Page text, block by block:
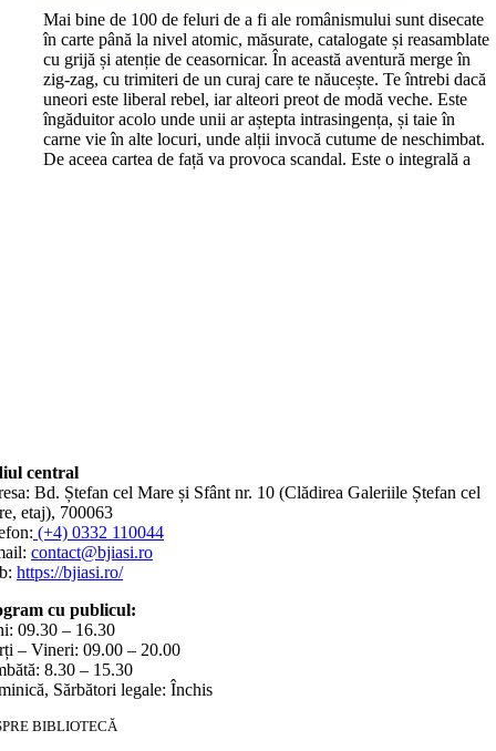
Mai bine de 100 de feluri de a fi ale românismului sunt disecate
în carte până la nivel atomic, măsurate, catalogate și reasamblate
cu grijă și atenție de ceasornicar. În această aventură merge în
zig-zag, cu trimiteri de un curaj care te năucește. Te întrebi dacă
uneori este liberal rebel, iar alteori preot de modă veche. Este
îngăduitor acolo unde unii ar aștepta intrasingența, și taie în
carne vie în alte locuri, unde alții invocă cutume de neschimbat.
De aceea cartea de față va provoca scandal. Este o integrală a
central
Bd. Ștefan cel Mare și Sfânt nr. 10 (Clădirea Galeriile Ștefan cel
etaj), 700063
(+4) 0332 110044
contact@bjiasi.ro
https://bjiasi.ro/
cu publicul:
09.30 – 16.30
– Vineri: 09.00 – 20.00
8.30 – 15.30
Sărbători legale: Închis
BIBLIOTECĂ